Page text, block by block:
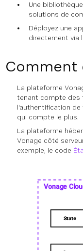
Une
solutions de
Déployez une
directement via
La plateforme
tenant compte des
l'authentification de
qui compte le plus.
La plateforme
Vonage côté
exemple, le code